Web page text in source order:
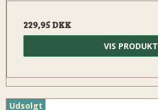
229,95 DKK
VIS PRODUKT
Udsolgt